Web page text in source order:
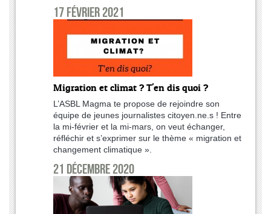
17 février 2021
Migration et climat ? T'en dis quoi ?
L’ASBL Magma te propose de rejoindre son
équipe de jeunes journalistes citoyen.ne.s ! Entre
la mi-février et la mi-mars, on veut échanger,
réfléchir et s’exprimer sur le thème « migration et
changement climatique ».
21 décembre 2020